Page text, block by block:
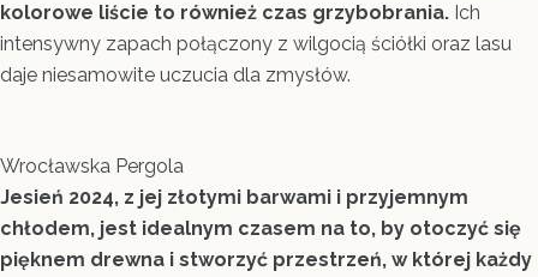
kolorowe liście to również czas grzybobrania. Ich
intensywny zapach połączony z wilgocią ściółki oraz lasu
daje niesamowite uczucia dla zmysłów.
Wrocławska Pergola
Jesień 2024, z jej złotymi barwami i przyjemnym
chłodem, jest idealnym czasem na to, by otoczyć się
pięknem drewna i stworzyć przestrzeń, w której każdy